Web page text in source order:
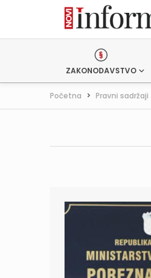
ZAKONODAVSTVO
Početna > Pravni sadržaji